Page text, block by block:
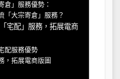
倉」服務優勢：
「大宗寄倉」服務？
宅配」服務，拓展電商
配服務優勢
，拓展電商版圖